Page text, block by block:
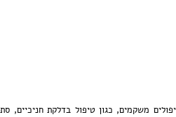
משקמים, כגון טיפול בדלקת חניכיים,